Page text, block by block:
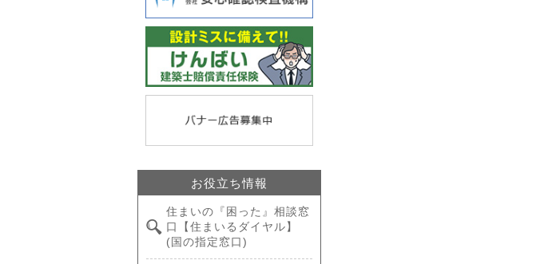
お役立ち情報
住まいの『困った』相談窓
口【住まいるダイヤル】
(国の指定窓口)